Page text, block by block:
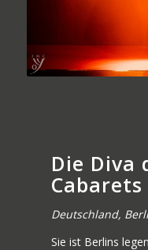
Die Diva
Cabarets
Deutschland,
Sie ist Berlins